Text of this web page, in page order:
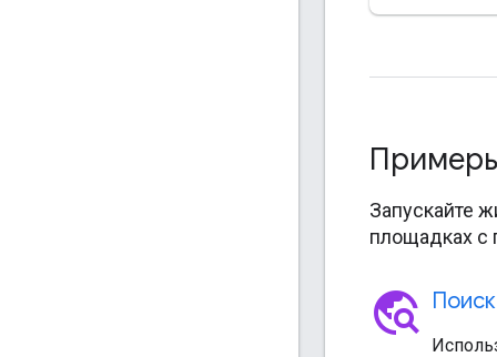
Запускайте
площадках с
travel_explore